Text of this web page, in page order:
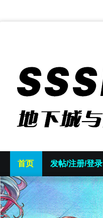
首页 发帖/注册/登录